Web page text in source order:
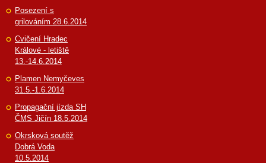
Posezení s
grilováním 28.6.2014
Cvičení Hradec
Králové - letiště
13.-14.6.2014
Plamen Nemyčeves
31.5.-1.6.2014
Propagační jízda SH
ČMS Jičín 18.5.2014
Okrsková soutěž
Dobrá Voda
10.5.2014